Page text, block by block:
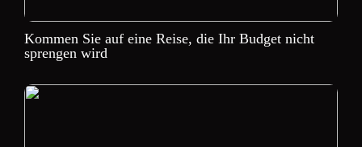
Kommen Sie auf eine Reise, die Ihr Budget nicht
sprengen wird